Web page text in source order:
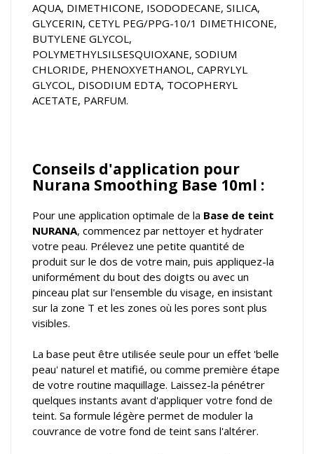
AQUA, DIMETHICONE, ISODODECANE, SILICA,
GLYCERIN, CETYL PEG/PPG-10/1 DIMETHICONE,
BUTYLENE GLYCOL,
POLYMETHYLSILSESQUIOXANE, SODIUM
CHLORIDE, PHENOXYETHANOL, CAPRYLYL
GLYCOL, DISODIUM EDTA, TOCOPHERYL
ACETATE, PARFUM.
Conseils d'application pour
Nurana Smoothing Base 10ml :
Pour une application optimale de la Base de teint
NURANA, commencez par nettoyer et hydrater
votre peau. Prélevez une petite quantité de
produit sur le dos de votre main, puis appliquez-la
uniformément du bout des doigts ou avec un
pinceau plat sur l'ensemble du visage, en insistant
sur la zone T et les zones où les pores sont plus
visibles.
La base peut être utilisée seule pour un effet 'belle
peau' naturel et matifié, ou comme première étape
de votre routine maquillage. Laissez-la pénétrer
quelques instants avant d'appliquer votre fond de
teint. Sa formule légère permet de moduler la
couvrance de votre fond de teint sans l'altérer.